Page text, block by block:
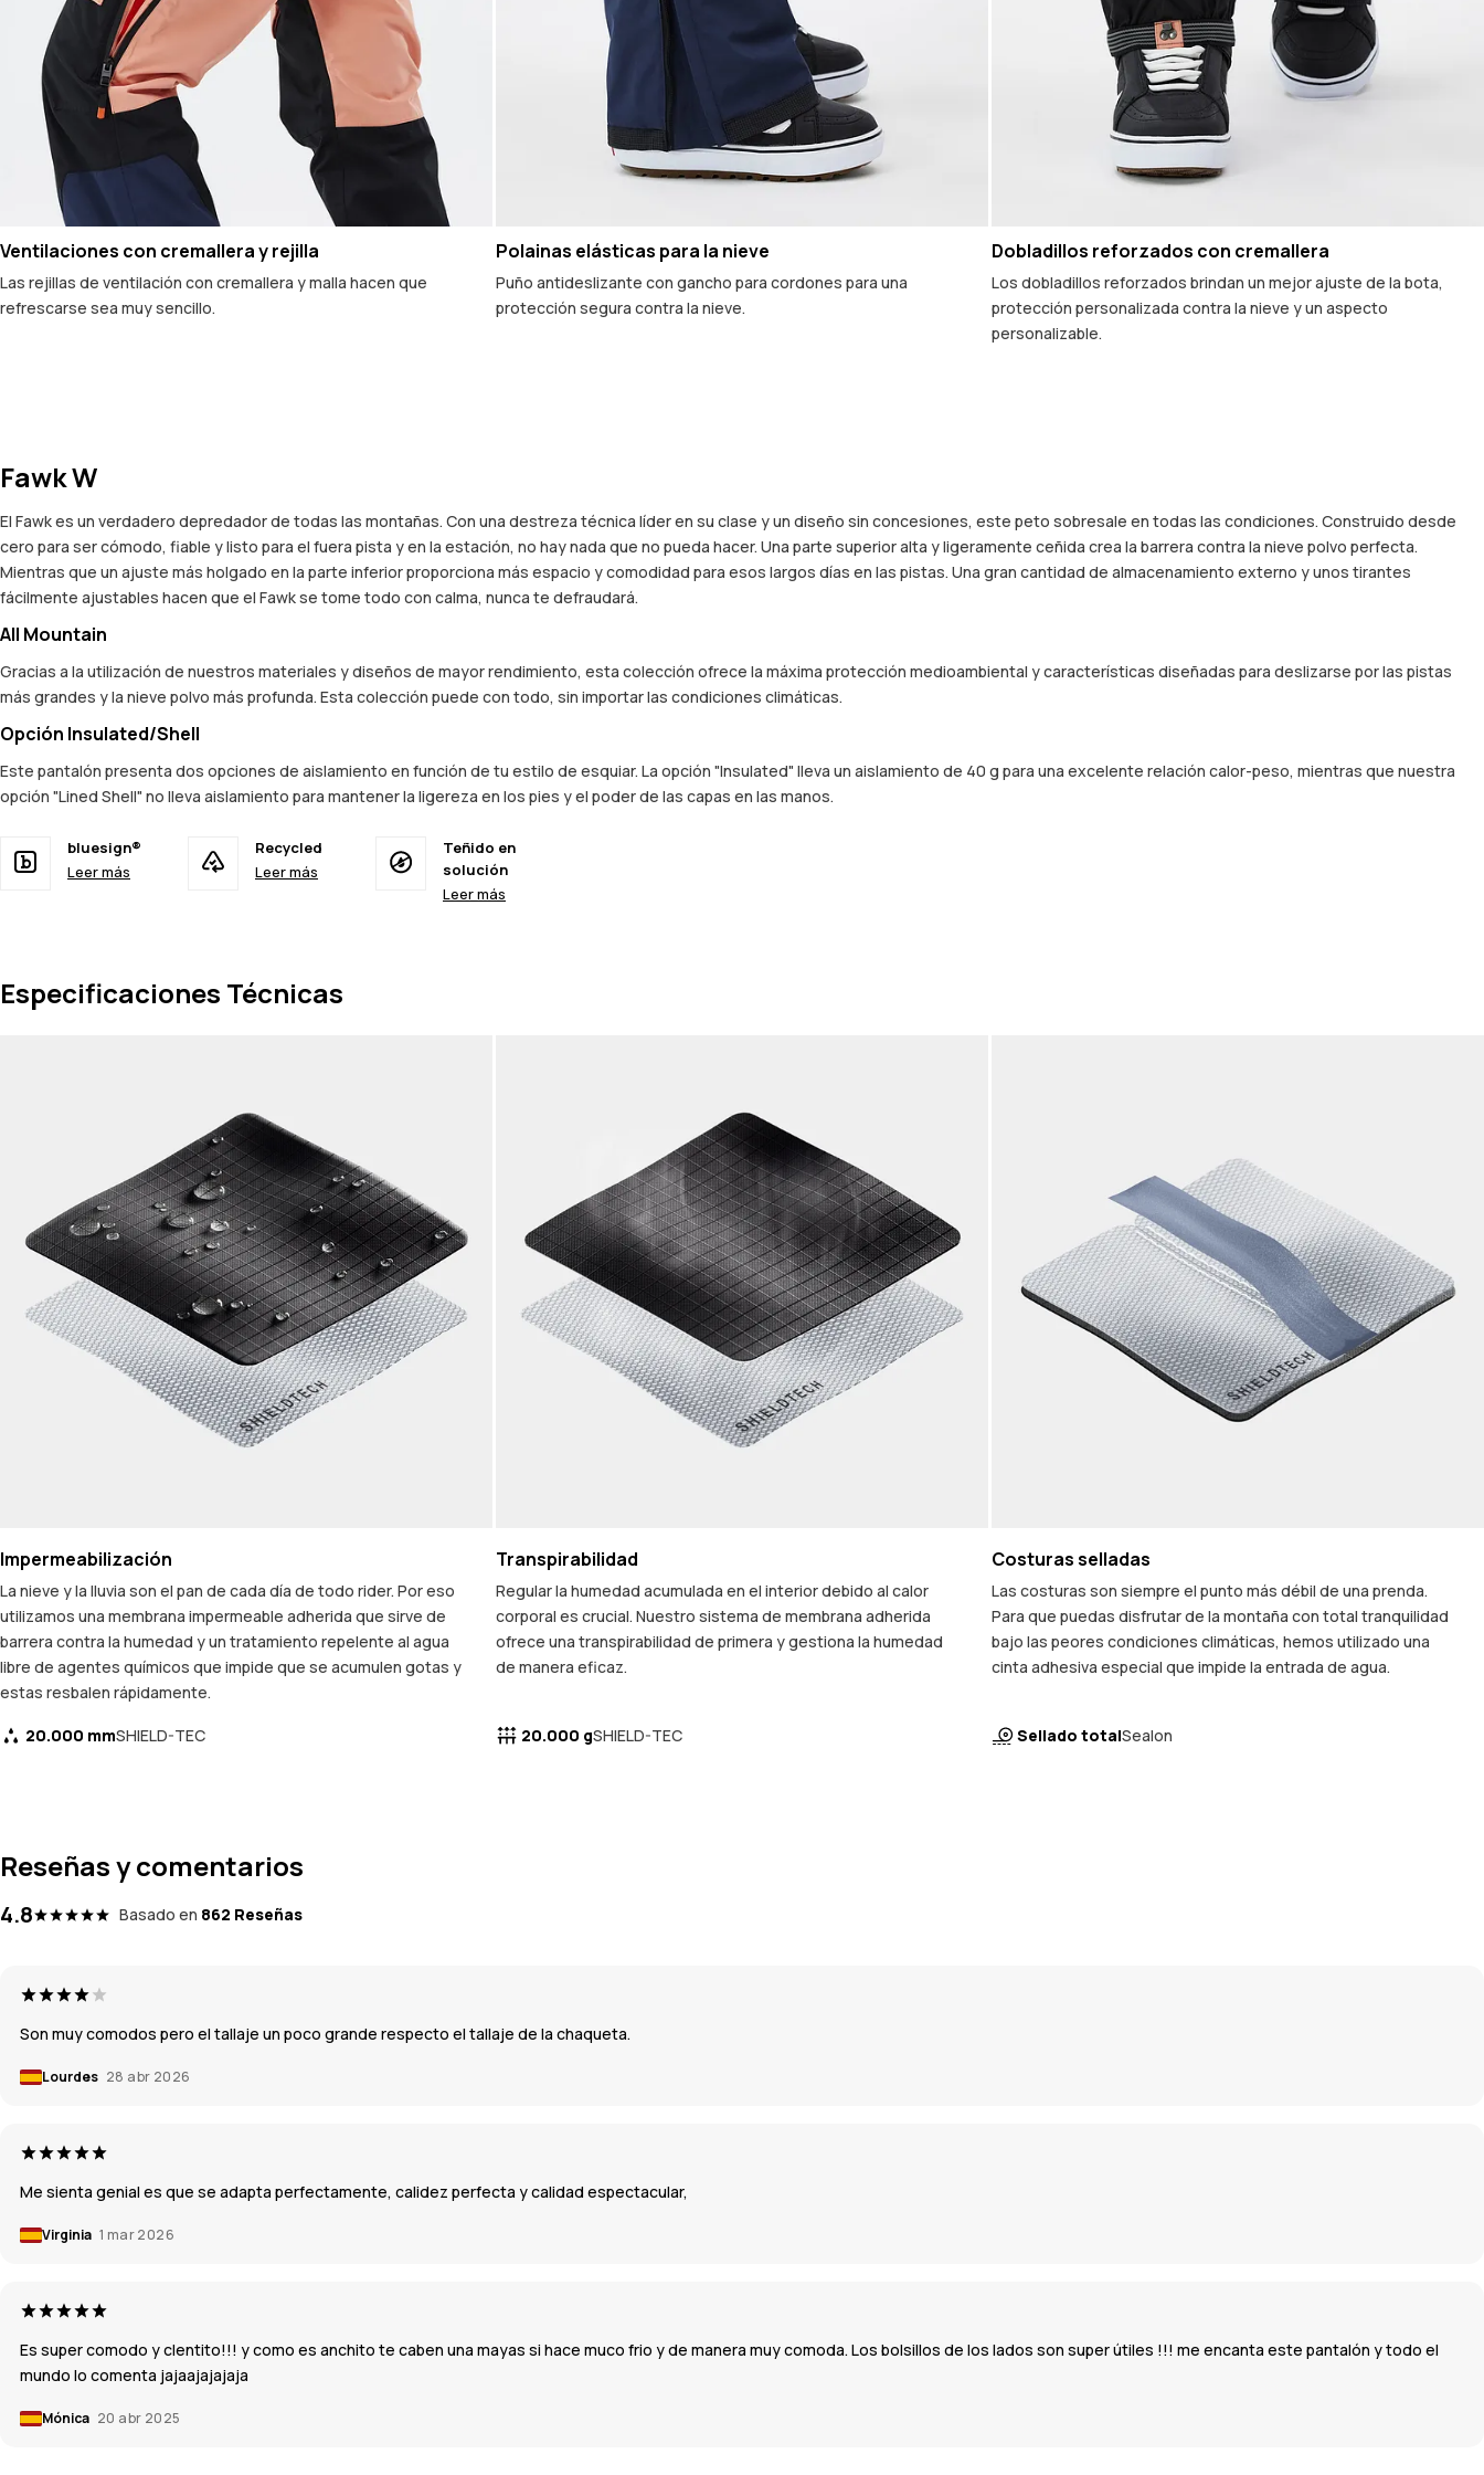
Ventilaciones con cremallera y rejilla
Las rejillas de ventilación con cremallera y malla hacen que
refrescarse sea muy sencillo.
Polainas elásticas para la nieve
Puño antideslizante con gancho para cordones para una
protección segura contra la nieve.
Dobladillos reforzados con cremallera
Los dobladillos reforzados brindan un mejor ajuste de la bota,
protección personalizada contra la nieve y un aspecto
personalizable.
Fawk W
El Fawk es un verdadero depredador de todas las montañas. Con una destreza técnica líder en su clase y un diseño sin concesiones, este peto sobresale en todas las condiciones. Construido desde
cero para ser cómodo, fiable y listo para el fuera pista y en la estación, no hay nada que no pueda hacer. Una parte superior alta y ligeramente ceñida crea la barrera contra la nieve polvo perfecta.
Mientras que un ajuste más holgado en la parte inferior proporciona más espacio y comodidad para esos largos días en las pistas. Una gran cantidad de almacenamiento externo y unos tirantes
fácilmente ajustables hacen que el Fawk se tome todo con calma, nunca te defraudará.
All Mountain
Gracias a la utilización de nuestros materiales y diseños de mayor rendimiento, esta colección ofrece la máxima protección medioambiental y características diseñadas para deslizarse por las pistas
más grandes y la nieve polvo más profunda. Esta colección puede con todo, sin importar las condiciones climáticas.
Opción Insulated/Shell
Este pantalón presenta dos opciones de aislamiento en función de tu estilo de esquiar. La opción "Insulated" lleva un aislamiento de 40 g para una excelente relación calor-peso, mientras que nuestra
opción "Lined Shell" no lleva aislamiento para mantener la ligereza en los pies y el poder de las capas en las manos.
bluesign®
Leer más
Recycled
Leer más
Teñido en
solución
Leer más
Especificaciones Técnicas
Impermeabilización
La nieve y la lluvia son el pan de cada día de todo rider. Por eso
utilizamos una membrana impermeable adherida que sirve de
barrera contra la humedad y un tratamiento repelente al agua
libre de agentes químicos que impide que se acumulen gotas y
estas resbalen rápidamente.
20.000 mmSHIELD-TEC
Transpirabilidad
Regular la humedad acumulada en el interior debido al calor
corporal es crucial. Nuestro sistema de membrana adherida
ofrece una transpirabilidad de primera y gestiona la humedad
de manera eficaz.
20.000 gSHIELD-TEC
Costuras selladas
Las costuras son siempre el punto más débil de una prenda.
Para que puedas disfrutar de la montaña con total tranquilidad
bajo las peores condiciones climáticas, hemos utilizado una
cinta adhesiva especial que impide la entrada de agua.
Sellado totalSealon
Reseñas y comentarios
4.8 Basado en 862 Reseñas
Son muy comodos pero el tallaje un poco grande respecto el tallaje de la chaqueta.
Lourdes 28 abr 2026
Me sienta genial es que se adapta perfectamente, calidez perfecta y calidad espectacular,
Virginia 1 mar 2026
Es super comodo y clentito!!! y como es anchito te caben una mayas si hace muco frio y de manera muy comoda. Los bolsillos de los lados son super útiles !!! me encanta este pantalón y todo el
mundo lo comenta jajaajajajaja
Mónica 20 abr 2025